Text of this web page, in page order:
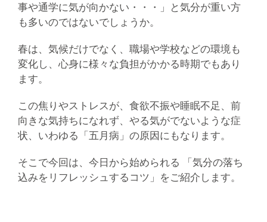
事や通学に気が向かない・・・」と気分が重い方
も多いのではないでしょうか。
春は、気候だけでなく、職場や学校などの環境も
変化し、心身に様々な負担がかかる時期でもあり
ます。
この焦りやストレスが、食欲不振や睡眠不足、前
向きな気持ちになれず、やる気がでないような症
状、いわゆる「五月病」の原因にもなります。
そこで今回は、今日から始められる 「気分の落ち
込みをリフレッシュするコツ」をご紹介します。